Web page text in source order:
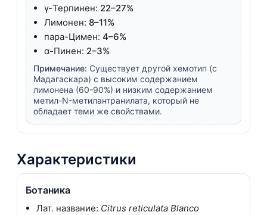
γ-Терпинен: 22–27%
Лимонен: 8–11%
пара-Цимен: 4–6%
α-Пинен: 2–3%
Примечание: Существует другой хемотип (с
Мадагаскара) с высоким содержанием
лимонена (60-90%) и низким содержанием
метил-N-метилантранилата, который не
обладает теми же свойствами.
Характеристики
Ботаника
Лат. название: Citrus reticulata Blanco